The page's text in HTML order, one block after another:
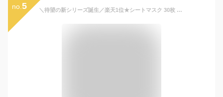
no. 5 ＼待望の新シリーズ誕生／楽天1位★シートマスク 30枚 大容量 VC200 ヒト幹細胞 エクソソーム VC100 レチノール CICA 高保湿 マスク フェイスパック 韓国 コスメ フェイスマスク パック 毛穴 顔パック ツヤ EXOSOME RETINOL スキンケア cicibellaシートマスク